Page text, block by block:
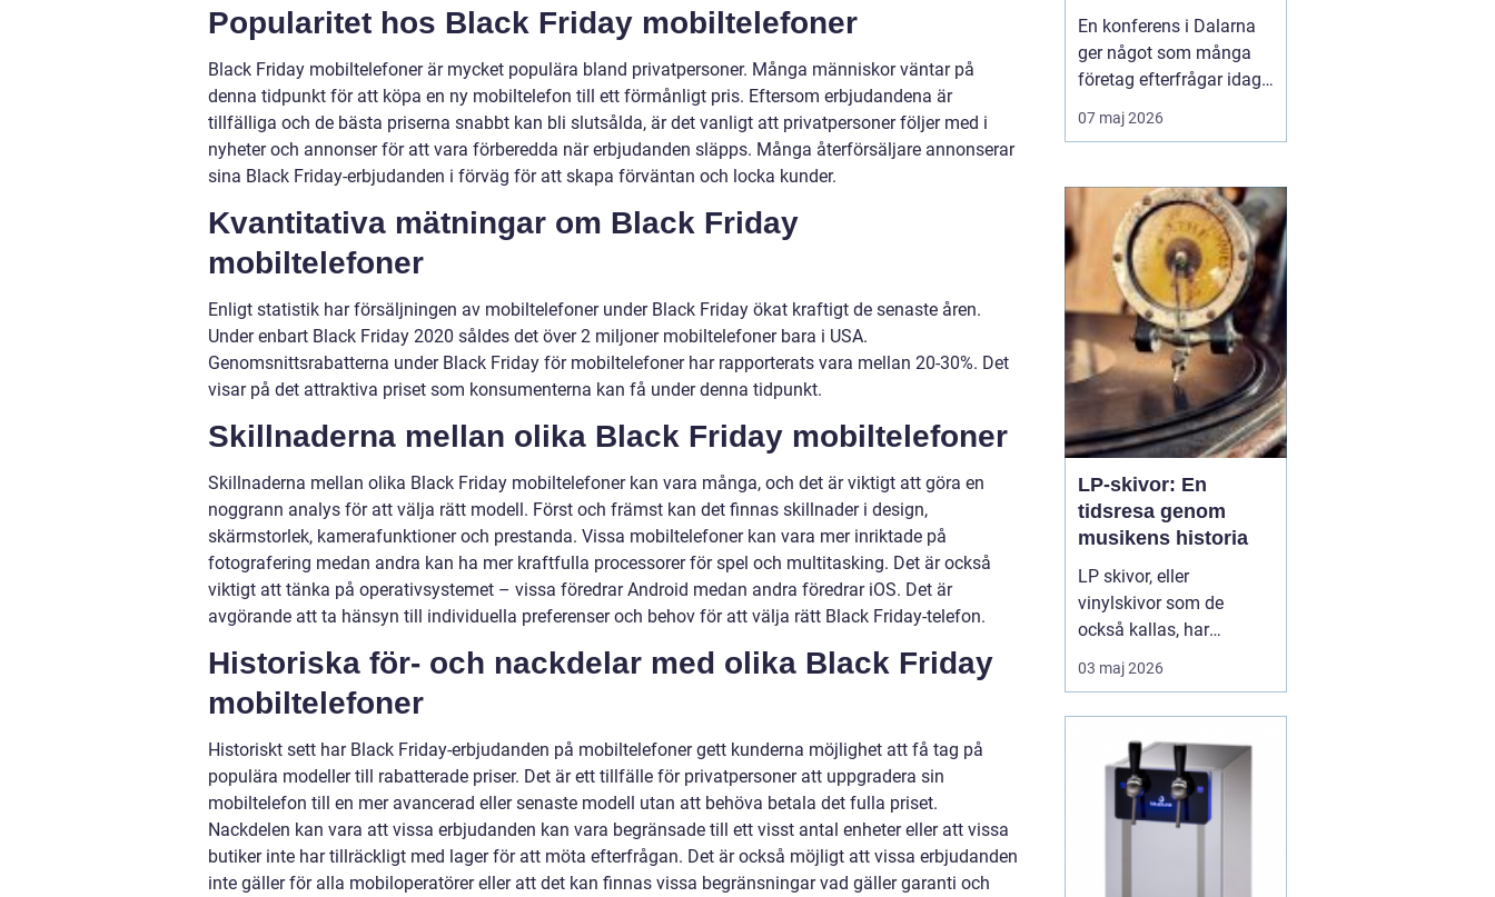
Popularitet hos Black Friday mobiltelefoner
Black Friday mobiltelefoner är mycket populära bland privatpersoner. Många människor väntar på
denna tidpunkt för att köpa en ny mobiltelefon till ett förmånligt pris. Eftersom erbjudandena är
tillfälliga och de bästa priserna snabbt kan bli slutsålda, är det vanligt att privatpersoner följer med i
nyheter och annonser för att vara förberedda när erbjudanden släpps. Många återförsäljare annonserar
sina Black Friday-erbjudanden i förväg för att skapa förväntan och locka kunder.
Kvantitativa mätningar om Black Friday
mobiltelefoner
Enligt statistik har försäljningen av mobiltelefoner under Black Friday ökat kraftigt de senaste åren.
Under enbart Black Friday 2020 såldes det över 2 miljoner mobiltelefoner bara i USA.
Genomsnittsrabatterna under Black Friday för mobiltelefoner har rapporterats vara mellan 20-30%. Det
visar på det attraktiva priset som konsumenterna kan få under denna tidpunkt.
Skillnaderna mellan olika Black Friday mobiltelefoner
Skillnaderna mellan olika Black Friday mobiltelefoner kan vara många, och det är viktigt att göra en
noggrann analys för att välja rätt modell. Först och främst kan det finnas skillnader i design,
skärmstorlek, kamerafunktioner och prestanda. Vissa mobiltelefoner kan vara mer inriktade på
fotografering medan andra kan ha mer kraftfulla processorer för spel och multitasking. Det är också
viktigt att tänka på operativsystemet – vissa föredrar Android medan andra föredrar iOS. Det är
avgörande att ta hänsyn till individuella preferenser och behov för att välja rätt Black Friday-telefon.
Historiska för- och nackdelar med olika Black Friday
mobiltelefoner
Historiskt sett har Black Friday-erbjudanden på mobiltelefoner gett kunderna möjlighet att få tag på
populära modeller till rabatterade priser. Det är ett tillfälle för privatpersoner att uppgradera sin
mobiltelefon till en mer avancerad eller senaste modell utan att behöva betala det fulla priset.
Nackdelen kan vara att vissa erbjudanden kan vara begränsade till ett visst antal enheter eller att vissa
butiker inte har tillräckligt med lager för att möta efterfrågan. Det är också möjligt att vissa erbjudanden
inte gäller för alla mobiloperatörer eller att det kan finnas vissa begränsningar vad gäller garanti och
En konferens i Dalarna
ger något som många
företag efterfrågar idag:
fokus, lugn och
upplevelser som faktiskt
varandra.
Kombinationen av
levande kultur, starka
traditioner och
storslagen natur skapar
en miljö där idéer får
fäste...
07 maj 2026
LP-skivor: En
tidsresa genom
musikens historia
LP skivor, eller
vinylskivor som de
också kallas, har
genomgått en förnyad
popularitet de senaste
digitaliseringen av musik
har dessa analoga
medier behållit sin plats i
många musikälskares
03 maj 2026